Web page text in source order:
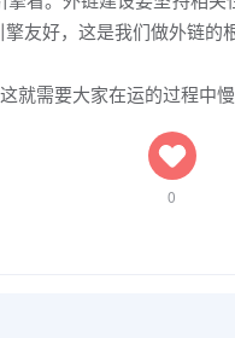
友好，这是我们做外链的
就需要大家在运的过程中
0